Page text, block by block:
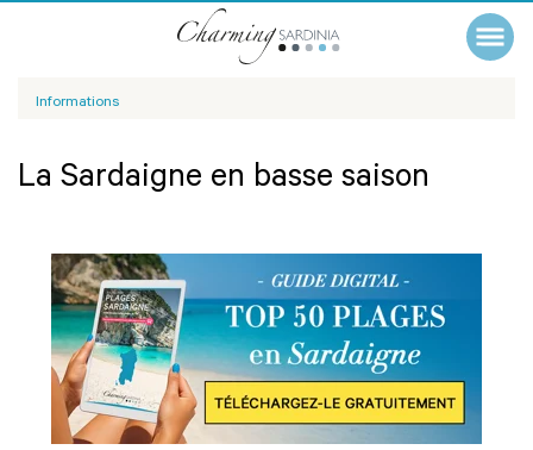
Informations
La Sardaigne en basse saison